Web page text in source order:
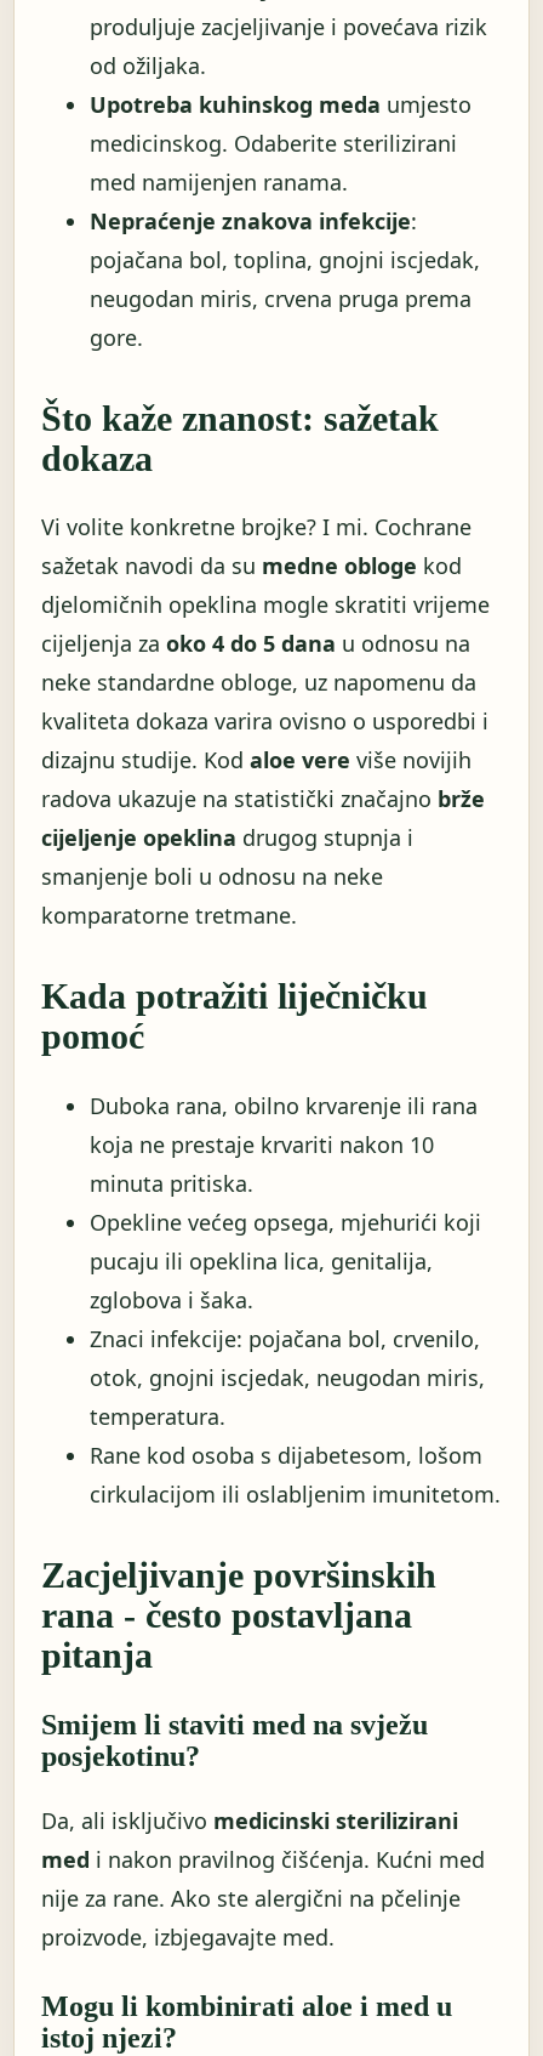
produljuje zacjeljivanje i povećava rizik
od ožiljaka.
Upotreba kuhinskog meda umjesto
medicinskog. Odaberite sterilizirani
med namijenjen ranama.
Nepraćenje znakova infekcije:
pojačana bol, toplina, gnojni iscjedak,
neugodan miris, crvena pruga prema
gore.
Što kaže znanost: sažetak
dokaza
Vi volite konkretne brojke? I mi. Cochrane
sažetak navodi da su medne obloge kod
djelomičnih opeklina mogle skratiti vrijeme
cijeljenja za oko 4 do 5 dana u odnosu na
neke standardne obloge, uz napomenu da
kvaliteta dokaza varira ovisno o usporedbi i
dizajnu studije. Kod aloe vere više novijih
radova ukazuje na statistički značajno brže
cijeljenje opeklina drugog stupnja i
smanjenje boli u odnosu na neke
komparatorne tretmane.
Kada potražiti liječničku
pomoć
Duboka rana, obilno krvarenje ili rana
koja ne prestaje krvariti nakon 10
minuta pritiska.
Opekline većeg opsega, mjehurići koji
pucaju ili opeklina lica, genitalija,
zglobova i šaka.
Znaci infekcije: pojačana bol, crvenilo,
otok, gnojni iscjedak, neugodan miris,
temperatura.
Rane kod osoba s dijabetesom, lošom
cirkulacijom ili oslabljenim imunitetom.
Zacjeljivanje površinskih
rana - često postavljana
pitanja
Smijem li staviti med na svježu
posjekotinu?
Da, ali isključivo medicinski sterilizirani
med i nakon pravilnog čišćenja. Kućni med
nije za rane. Ako ste alergični na pčelinje
proizvode, izbjegavajte med.
Mogu li kombinirati aloe i med u
istoj njezi?